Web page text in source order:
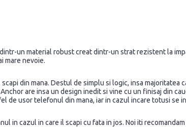
dintr-un material robust creat dintr-un strat rezistent la
mare nevoie.
din mana. Destul de simplu si logic, insa
are insa un design inedit si vine cu un finisaj din
de usor telefonul din mana, iar in cazul incare totusi se
in cazul in care il scapi cu fata in jos. Noi iti